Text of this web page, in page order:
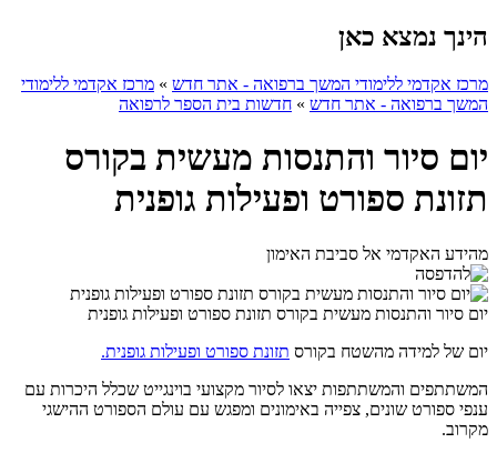
הינך נמצא כאן
מרכז אקדמי ללימודי המשך ברפואה - אתר חדש » מרכז אקדמי ללימודי
המשך ברפואה - אתר חדש » חדשות בית הספר לרפואה
יום סיור והתנסות מעשית בקורס
תזונת ספורט ופעילות גופנית
מהידע האקדמי אל סביבת האימון
יום סיור והתנסות מעשית בקורס תזונת ספורט ופעילות גופנית
יום של למידה מהשטח בקורס תזונת ספורט ופעילות גופנית.
המשתתפים והמשתתפות יצאו לסיור מקצועי בוינגייט שכלל היכרות עם
ענפי ספורט שונים, צפייה באימונים ומפגש עם עולם הספורט ההישגי
מקרוב.